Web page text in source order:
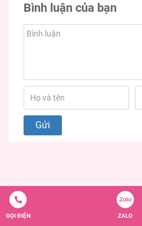
Bình luận của bạn
Sản phẩm liên quan
GỌI ĐIỆN ZALO